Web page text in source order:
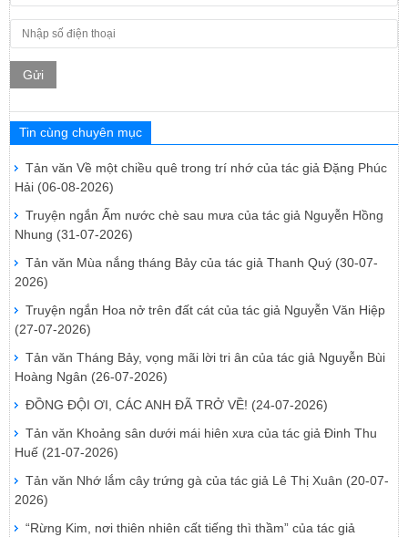
Gửi
Tin cùng chuyên mục
Tản văn Về một chiều quê trong trí nhớ của tác giả Đặng Phúc
Hải (06-08-2026)
Truyện ngắn Ấm nước chè sau mưa của tác giả Nguyễn Hồng
Nhung (31-07-2026)
Tản văn Mùa nắng tháng Bảy của tác giả Thanh Quý (30-07-
2026)
Truyện ngắn Hoa nở trên đất cát của tác giả Nguyễn Văn Hiệp
(27-07-2026)
Tản văn Tháng Bảy, vọng mãi lời tri ân của tác giả Nguyễn Bùi
Hoàng Ngân (26-07-2026)
ĐỒNG ĐỘI ƠI, CÁC ANH ĐÃ TRỞ VỀ! (24-07-2026)
Tản văn Khoảng sân dưới mái hiên xưa của tác giả Đinh Thu
Huế (21-07-2026)
Tản văn Nhớ lắm cây trứng gà của tác giả Lê Thị Xuân (20-07-
2026)
“Rừng Kim, nơi thiên nhiên cất tiếng thì thầm” của tác giả